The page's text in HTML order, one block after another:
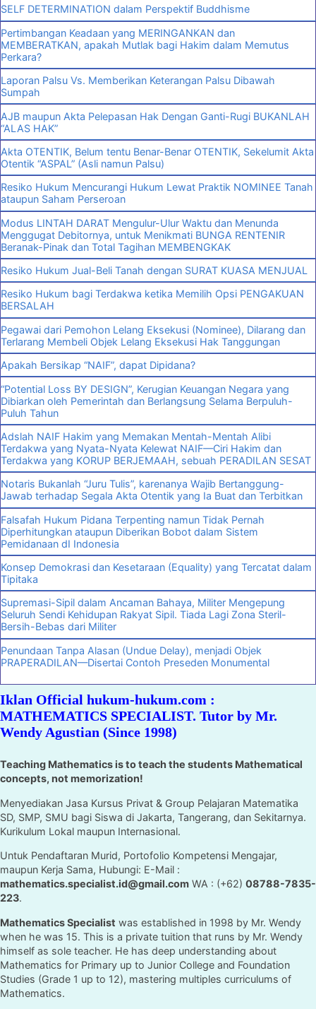
SELF DETERMINATION dalam Perspektif Buddhisme
Pertimbangan Keadaan yang MERINGANKAN dan
MEMBERATKAN, apakah Mutlak bagi Hakim dalam Memutus
Perkara?
Laporan Palsu Vs. Memberikan Keterangan Palsu Dibawah
Sumpah
AJB maupun Akta Pelepasan Hak Dengan Ganti-Rugi BUKANLAH
“ALAS HAK”
Akta OTENTIK, Belum tentu Benar-Benar OTENTIK, Sekelumit Akta
Otentik “ASPAL” (Asli namun Palsu)
Resiko Hukum Mencurangi Hukum Lewat Praktik NOMINEE Tanah
ataupun Saham Perseroan
Modus LINTAH DARAT Mengulur-Ulur Waktu dan Menunda
Menggugat Debitornya, untuk Menikmati BUNGA RENTENIR
Beranak-Pinak dan Total Tagihan MEMBENGKAK
Resiko Hukum Jual-Beli Tanah dengan SURAT KUASA MENJUAL
Resiko Hukum bagi Terdakwa ketika Memilih Opsi PENGAKUAN
BERSALAH
Pegawai dari Pemohon Lelang Eksekusi (Nominee), Dilarang dan
Terlarang Membeli Objek Lelang Eksekusi Hak Tanggungan
Apakah Bersikap “NAIF”, dapat Dipidana?
“Potential Loss BY DESIGN”, Kerugian Keuangan Negara yang
Dibiarkan oleh Pemerintah dan Berlangsung Selama Berpuluh-
Puluh Tahun
Adslah NAIF Hakim yang Memakan Mentah-Mentah Alibi
Terdakwa yang Nyata-Nyata Kelewat NAIF—Ciri Hakim dan
Terdakwa yang KORUP BERJEMAAH, sebuah PERADILAN SESAT
Notaris Bukanlah “Juru Tulis”, karenanya Wajib Bertanggung-
Jawab terhadap Segala Akta Otentik yang Ia Buat dan Terbitkan
Falsafah Hukum Pidana Terpenting namun Tidak Pernah
Diperhitungkan ataupun Diberikan Bobot dalam Sistem
Pemidanaan dI Indonesia
Konsep Demokrasi dan Kesetaraan (Equality) yang Tercatat dalam
Tipitaka
Supremasi-Sipil dalam Ancaman Bahaya, Militer Mengepung
Seluruh Sendi Kehidupan Rakyat Sipil. Tiada Lagi Zona Steril-
Bersih-Bebas dari Militer
Penundaan Tanpa Alasan (Undue Delay), menjadi Objek
PRAPERADILAN—Disertai Contoh Preseden Monumental
Iklan Official hukum-hukum.com :
MATHEMATICS SPECIALIST. Tutor by Mr.
Wendy Agustian (Since 1998)
Teaching Mathematics is to teach the students Mathematical
concepts, not memorization!
Menyediakan Jasa Kursus Privat & Group Pelajaran Matematika
SD, SMP, SMU bagi Siswa di Jakarta, Tangerang, dan Sekitarnya.
Kurikulum Lokal maupun Internasional.
Untuk Pendaftaran Murid, Portofolio Kompetensi Mengajar,
maupun Kerja Sama, Hubungi: E-Mail :
mathematics.specialist.id@gmail.com WA : (+62) 08788-7835-
223.
Mathematics Specialist was established in 1998 by Mr. Wendy
when he was 15. This is a private tuition that runs by Mr. Wendy
himself as sole teacher. He has deep understanding about
Mathematics for Primary up to Junior College and Foundation
Studies (Grade 1 up to 12), mastering multiples curriculums of
Mathematics.